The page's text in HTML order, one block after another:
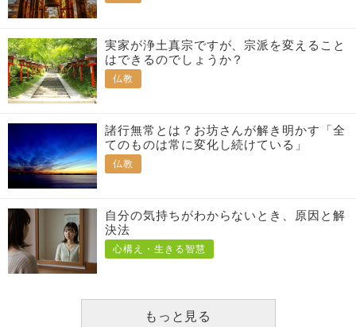
実家が浄土真宗ですが、宗派を変えること
はできるのでしょうか？
仏教
諸行無常とは？お坊さんが解き明かす「全
てのものは常に変化し続けている」
仏教
自分の気持ちがわからないとき、原因と解
決法
心構え・生きる智慧
もっと見る